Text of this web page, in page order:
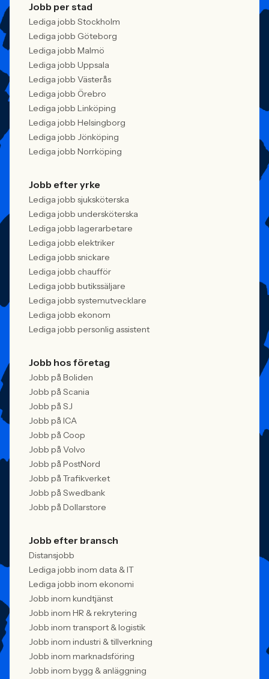
Jobb per stad
Lediga jobb Stockholm
Lediga jobb Göteborg
Lediga jobb Malmö
Lediga jobb Uppsala
Lediga jobb Västerås
Lediga jobb Örebro
Lediga jobb Linköping
Lediga jobb Helsingborg
Lediga jobb Jönköping
Lediga jobb Norrköping
Jobb efter yrke
Lediga jobb sjuksköterska
Lediga jobb undersköterska
Lediga jobb lagerarbetare
Lediga jobb elektriker
Lediga jobb snickare
Lediga jobb chaufför
Lediga jobb butikssäljare
Lediga jobb systemutvecklare
Lediga jobb ekonom
Lediga jobb personlig assistent
Jobb hos företag
Jobb på Boliden
Jobb på Scania
Jobb på SJ
Jobb på ICA
Jobb på Coop
Jobb på Volvo
Jobb på PostNord
Jobb på Trafikverket
Jobb på Swedbank
Jobb på Dollarstore
Jobb efter bransch
Distansjobb
Lediga jobb inom data & IT
Lediga jobb inom ekonomi
Jobb inom kundtjänst
Jobb inom HR & rekrytering
Jobb inom transport & logistik
Jobb inom industri & tillverkning
Jobb inom marknadsföring
Jobb inom bygg & anläggning